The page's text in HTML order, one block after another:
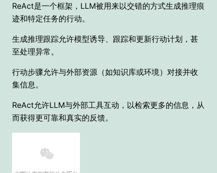
ReAct是一个框架，LLM被用来以交错的方式生成推理痕
迹和特定任务的行动。
生成推理跟踪允许模型诱导、跟踪和更新行动计划，甚
至处理异常。
行动步骤允许与外部资源（如知识库或环境）对接并收
集信息。
ReAct允许LLM与外部工具互动，以检索更多的信息，从
而获得更可靠和真实的反馈。